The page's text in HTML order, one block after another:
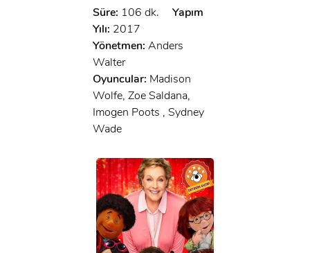
Süre: 106 dk.
Yapım
Yılı: 2017
Yönetmen: Anders
Walter
Oyuncular: Madison
Wolfe, Zoe Saldana,
Imogen Poots , Sydney
Wade